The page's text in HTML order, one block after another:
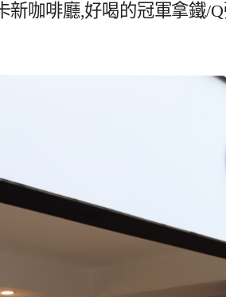
新咖啡廳,好喝的冠軍拿鐵/